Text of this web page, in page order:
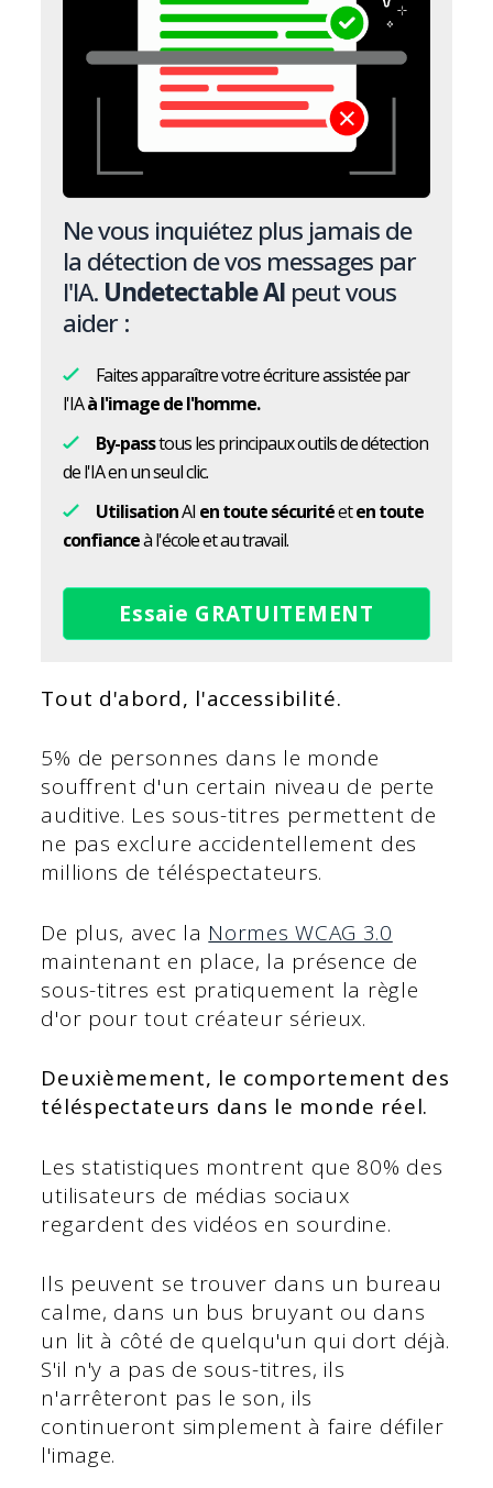
Ne vous inquiétez plus jamais de
la détection de vos messages par
l'IA. Undetectable AI peut vous
aider :
Faites apparaître votre écriture assistée par
l'IAà l'image de l'homme.
By-passtous les principaux outils de détection
de l'IA en un seul clic.
UtilisationAI en toute sécuritéeten toute
confianceà l'école et au travail.
Essaie GRATUITEMENT
Tout d'abord, l'accessibilité.
5% de personnes dans le monde
souffrent d'un certain niveau de perte
auditive. Les sous-titres permettent de
ne pas exclure accidentellement des
millions de téléspectateurs.
De plus, avec la Normes WCAG 3.0
maintenant en place, la présence de
sous-titres est pratiquement la règle
d'or pour tout créateur sérieux.
Deuxièmement, le comportement des
téléspectateurs dans le monde réel.
Les statistiques montrent que 80% des
utilisateurs de médias sociaux
regardent des vidéos en sourdine.
Ils peuvent se trouver dans un bureau
calme, dans un bus bruyant ou dans
un lit à côté de quelqu'un qui dort déjà.
S'il n'y a pas de sous-titres, ils
n'arrêteront pas le son, ils
continueront simplement à faire défiler
l'image.